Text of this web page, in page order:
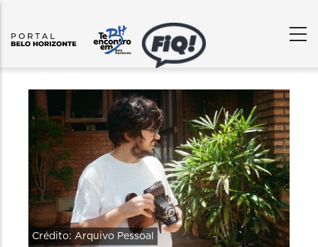
Crédito: Arquivo Pessoal